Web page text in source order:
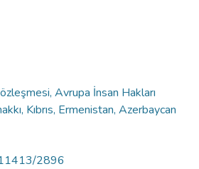
Avrupa İnsan Hakları
Kıbrıs, Ermenistan, Azerbaycan
2896